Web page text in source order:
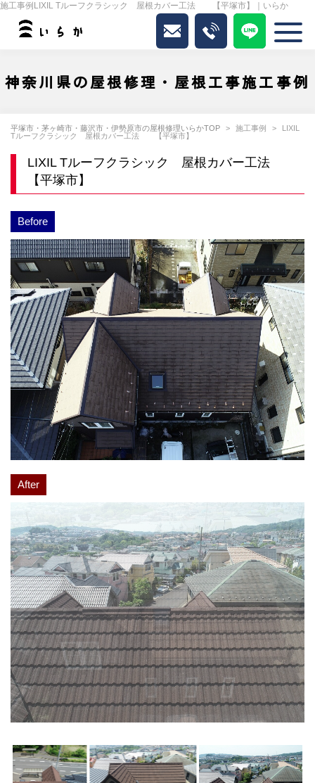
施工事例LIXIL Tルーフクラシック 屋根カバー工法 【平塚市】｜いらか
神奈川県の屋根修理・屋根工事施工事例
平塚市・茅ヶ崎市・藤沢市・伊勢原市の屋根修理いらかTOP 施工事例
LIXIL
Tルーフクラシック 屋根カバー工法 【平塚市】
LIXIL Tルーフクラシック 屋根カバー工法
【平塚市】
Before
After